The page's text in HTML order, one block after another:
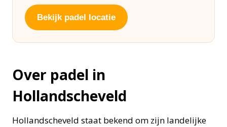
Bekijk padel locatie
Over padel in
Hollandscheveld
Hollandscheveld staat bekend om zijn landelijke